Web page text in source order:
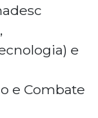
e
e Combate